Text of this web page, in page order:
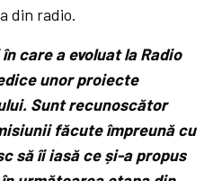
din radio.
care a evoluat la Radio
unor proiecte
Sunt recunoscător
făcute împreună cu
să îi iasă ce și-a propus